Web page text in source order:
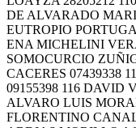
DE ALVARADO
EUTROPIO
ENA MICHELINI
SOMOCURCIO
CACERES 07439338
09155398 116 DAVID
ALVARO LUIS
FLORENTINO